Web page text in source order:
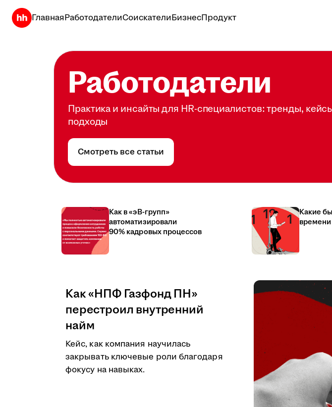
ГлавнаяРаботодателиСоискателиБизнесПродукт
Работодатели
Практика и инсайты для HR-специалистов: тренды,
подходы
Смотреть все статьи
Как в «эВ-групп»
автоматизировали
90% кадровых процессов
Какие
времени
Как «НПФ Газфонд ПН»
перестроил внутренний
найм
Кейс, как компания научилась
закрывать ключевые роли благодаря
фокусу на навыках.